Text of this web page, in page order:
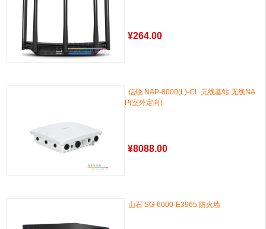
¥264.00
信锐 NAP-8000(L)-CL 无线基站 无线NA
P(室外定向)
¥8088.00
山石 SG-6000-E3965 防火墙